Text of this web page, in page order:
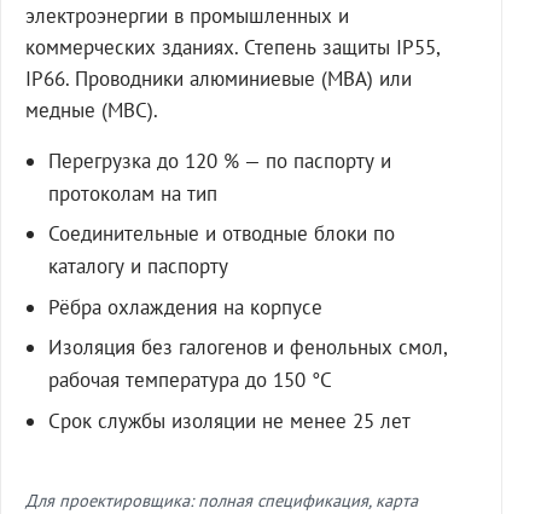
электроэнергии в промышленных и
коммерческих зданиях. Степень защиты IP55,
IP66. Проводники алюминиевые (МВА) или
медные (МВС).
Перегрузка до 120 % — по паспорту и
протоколам на тип
Соединительные и отводные блоки по
каталогу и паспорту
Рёбра охлаждения на корпусе
Изоляция без галогенов и фенольных смол,
рабочая температура до 150 °C
Срок службы изоляции не менее 25 лет
Для проектировщика: полная спецификация, карта